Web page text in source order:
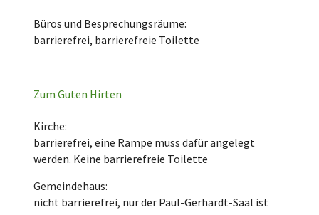
Büros und Besprechungsräume:
barrierefrei, barrierefreie Toilette
Zum Guten Hirten
Kirche:
barrierefrei, eine Rampe muss dafür angelegt
werden. Keine barrierefreie Toilette
Gemeindehaus:
nicht barrierefrei, nur der Paul-Gerhardt-Saal ist